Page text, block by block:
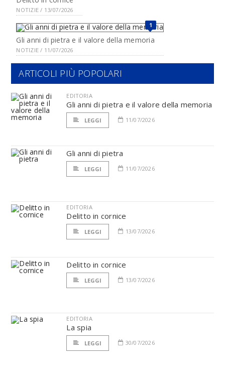
NOTIZIE / 13/07/2026
1
Gli anni di pietra e il valore della memoria
NOTIZIE / 11/07/2026
ARTICOLI PIÙ POPOLARI
EDITORIA
Gli anni di pietra e il valore della memoria
LEGGI 11/07/2026
Gli anni di pietra
LEGGI 11/07/2026
EDITORIA
Delitto in cornice
LEGGI 13/07/2026
Delitto in cornice
LEGGI 13/07/2026
EDITORIA
La spia
LEGGI 30/07/2026